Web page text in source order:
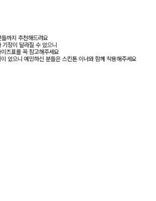
까지 추천해드려요
장이 달라질 수 있으니
즈표를 꼭 참고해주세요
있으니 예민하신 분들은 스킨톤 이너와 함께 착용해주세요